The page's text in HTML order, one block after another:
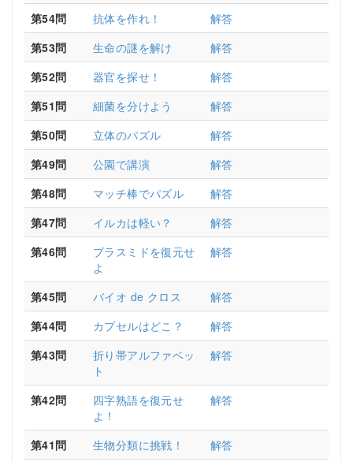
第54問
抗体を作れ！
解答
第53問
生命の謎を解け
解答
第52問
器官を探せ！
解答
第51問
細菌を分けよう
解答
第50問
立体のパズル
解答
第49問
公園で講演
解答
第48問
マッチ棒でパズル
解答
第47問
イルカは軽い？
解答
第46問
プラスミドを復元せ
よ
解答
第45問 バイオ de クロス
解答
第44問
カプセルはどこ？
解答
第43問
折り帯アルファベッ
ト
解答
第42問
四字熟語を復元せ
よ！
解答
第41問 生物分類に挑戦！
解答